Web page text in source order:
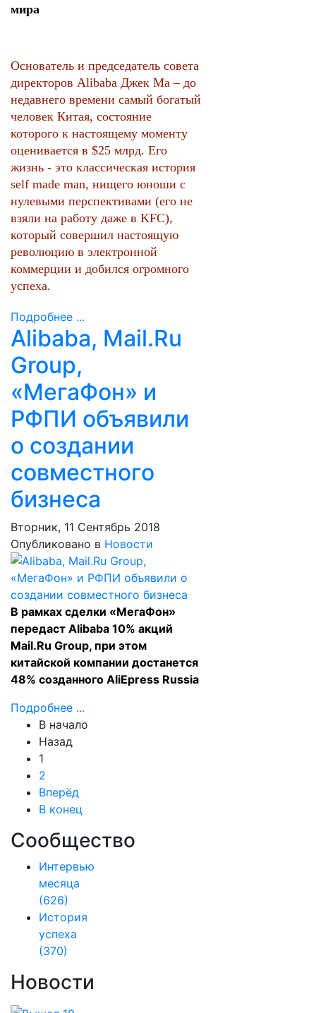
мира
Основатель и председатель совета
директоров Alibaba Джек Ма – до
недавнего времени самый богатый
человек Китая, состояние
которого к настоящему моменту
оценивается в $25 млрд. Его
жизнь - это классическая история
self made man, нищего юноши с
нулевыми перспективами (его не
взяли на работу даже в KFC),
который совершил настоящую
революцию в электронной
коммерции и добился огромного
успеха.
Подробнее ...
Alibaba, Mail.Ru
Group,
«МегаФон» и
РФПИ объявили
о создании
совместного
бизнеса
Вторник, 11 Сентябрь 2018
Опубликовано в Новости
В рамках сделки «МегаФон»
передаст Alibaba 10% акций
Mail.Ru Group, при этом
китайской компании достанется
48% созданного AliEpress Russia
Подробнее ...
В начало
Назад
1
2
Вперёд
В конец
Сообщество
Интервью
месяца
(626)
История
успеха
(370)
Новости